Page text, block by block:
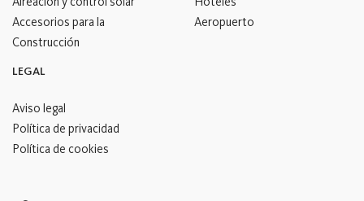
Accesorios para la
Construcción
Aeropuerto
LEGAL
Aviso legal
Política de privacidad
Política de cookies